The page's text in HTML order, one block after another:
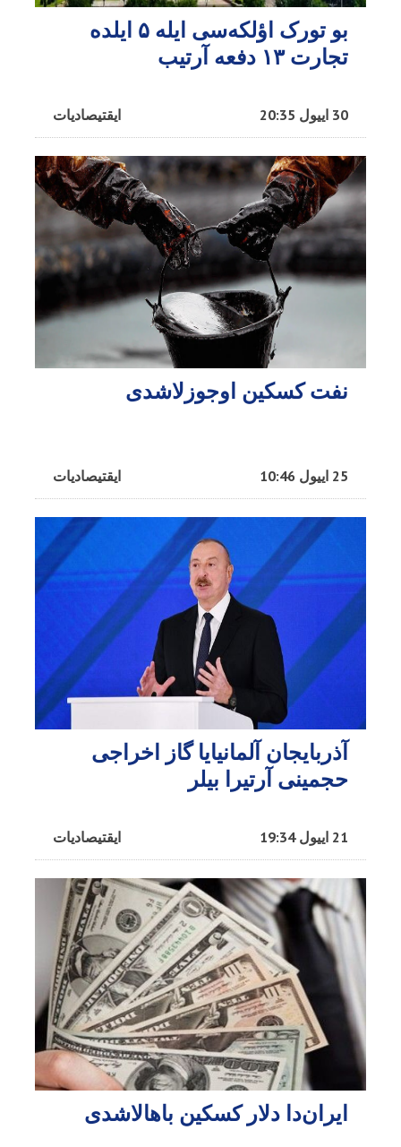
بو تورک اؤلکه‌سی ایله ۵ ایلده
تجارت ۱۳ دفعه آرتیب
ایقتیصادیات 30 اییول 20:35
نفت کسکین اوجوزلاشدی
ایقتیصادیات 25 اییول 10:46
آذربایجان آلمانیایا گاز اخراجی
حجمینی آرتیرا بیلر
ایقتیصادیات 21 اییول 19:34
ایران‌دا دلار کسکین باهالاشدی